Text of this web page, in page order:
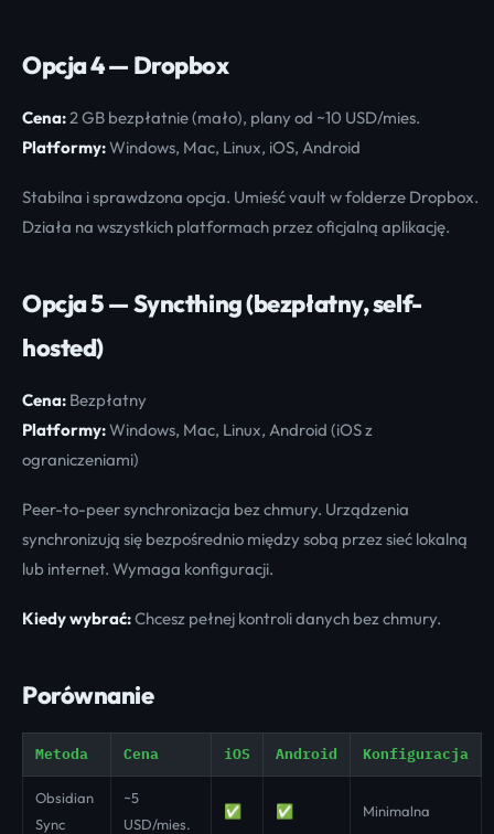
Opcja 4 — Dropbox
Cena:2 GB bezpłatnie (mało), plany od ~10 USD/mies.
Platformy:Windows, Mac, Linux, iOS, Android
Stabilna i sprawdzona opcja. Umieść vault w folderze Dropbox.
Działa na wszystkich platformach przez oficjalną aplikację.
Opcja 5 — Syncthing (bezpłatny, self-
hosted)
Cena: Bezpłatny
Platformy:Windows, Mac, Linux, Android (iOS z
ograniczeniami)
Peer-to-peer synchronizacja bez chmury. Urządzenia
synchronizują się bezpośrednio między sobą przez sieć lokalną
lub internet. Wymaga konfiguracji.
Kiedy wybrać:Chcesz pełnej kontroli danych bez chmury.
Porównanie
Metoda Cena iOS Android Konfiguracja
Obsidian
Sync
~5
USD/mies.
✅ ✅ Minimalna